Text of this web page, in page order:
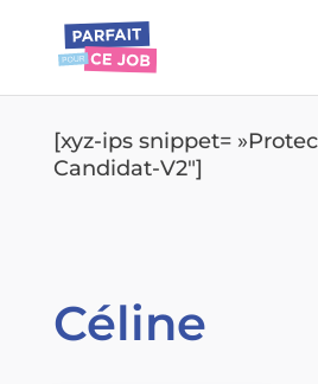
[xyz-ips snippet=
Candidat-V2″]
Céline